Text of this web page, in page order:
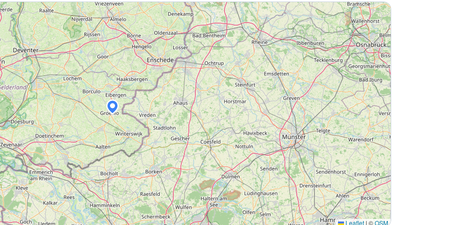
Leaflet | ©OSM